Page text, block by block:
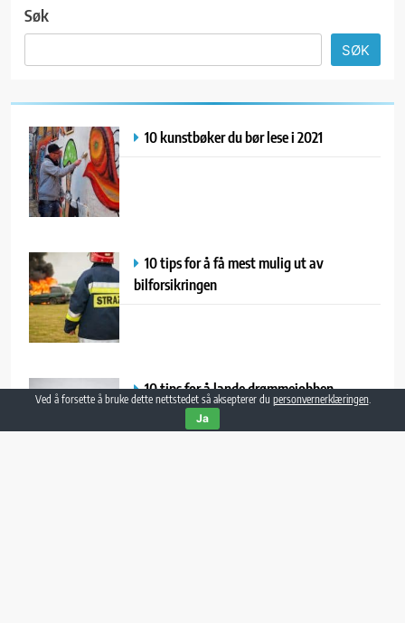
Søk
SØK
10 kunstbøker du bør lese i 2021
10 tips for å få mest mulig ut av
bilforsikringen
10 tips for å lande drømmejobben
Ved å forsette å bruke dette nettstedet så aksepterer du personvernerklæringen.
Ja